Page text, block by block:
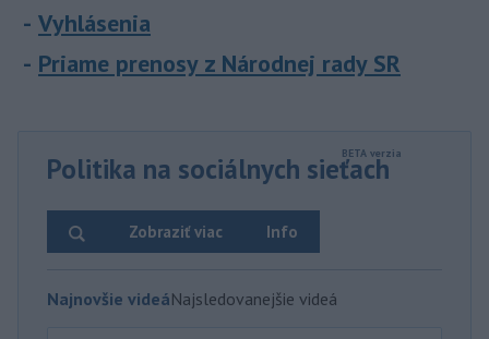
Vyhlásenia
Priame prenosy z Národnej rady SR
Politika na sociálnych sieťach
Info
Zobraziť viac
Najnovšie videáNajsledovanejšie videá